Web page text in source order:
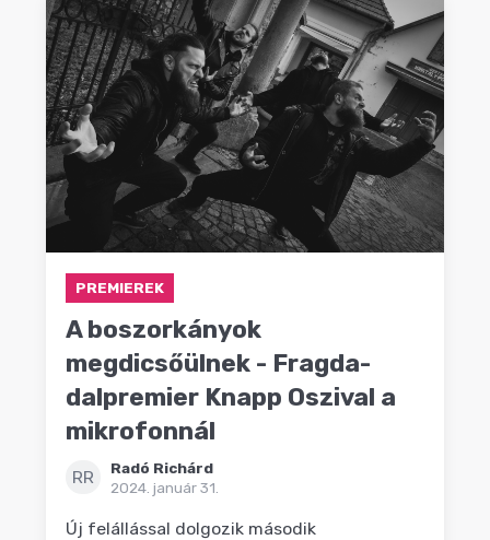
PREMIEREK
A boszorkányok
megdicsőülnek - Fragda-
dalpremier Knapp Oszival a
mikrofonnál
RR
Radó Richárd
2024. január 31.
Új felállással dolgozik második